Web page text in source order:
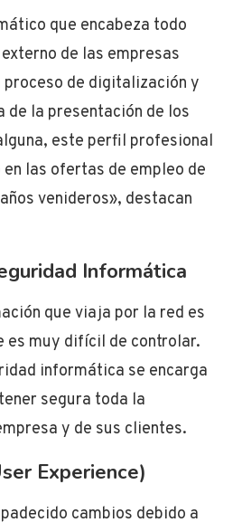
que encabeza todo
de las empresas
proceso de digitalización y
de la presentación de los
este perfil profesional
las ofertas de empleo de
venideros», destacan
Informática
que viaja por la red es
es muy difícil de controlar.
informática se encarga
segura toda la
y de sus clientes.
Experience)
cambios debido a